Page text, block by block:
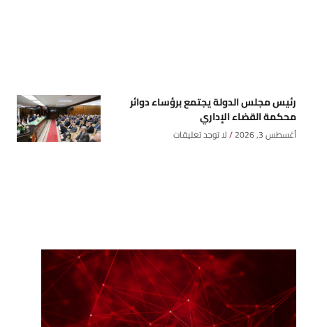
رئيس مجلس الدولة يجتمع برؤساء دوائر
محكمة القضاء الإداري
أغسطس 3, 2026 لا توجد تعليقات